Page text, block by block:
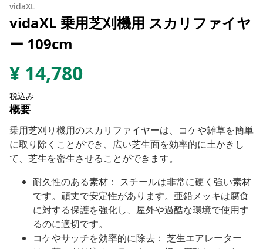
vidaXL
vidaXL 乗用芝刈機用 スカリファイヤ
ー 109cm
¥ 14,780
税込み
概要
乗用芝刈り機用のスカリファイヤーは、コケや雑草を簡単
に取り除くことができ、広い芝生面を効率的に土かきし
て、芝生を密生させることができます。
耐久性のある素材： スチールは非常に硬く強い素材
です。頑丈で安定性があります。亜鉛メッキは腐食
に対する保護を強化し、屋外や過酷な環境で使用す
るのに適切です。
コケやサッチを効率的に除去： 芝生エアレーター